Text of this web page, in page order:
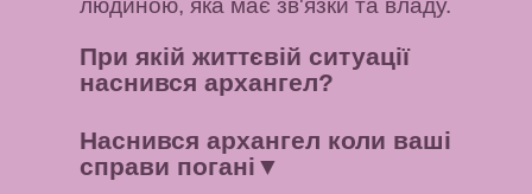
людиною, яка має зв'язки та владу.
При якій життєвій ситуації
наснився архангел?
Наснився архангел коли ваші
справи погані ▼